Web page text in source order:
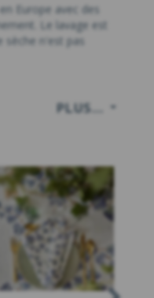
Europe avec des
Le lavage est
sèche n'est pas
PLUS...